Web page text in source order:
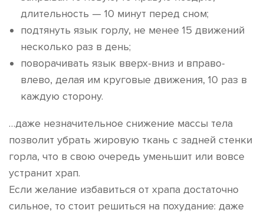
длительность — 10 минут перед сном;
подтянуть язык горлу, не менее 15 движений
несколько раз в день;
поворачивать язык вверх-вниз и вправо-
влево, делая им круговые движения, 10 раз в
каждую сторону.
…даже незначительное снижение массы тела
позволит убрать жировую ткань с задней стенки
горла, что в свою очередь уменьшит или вовсе
устранит храп.
Если желание избавиться от храпа достаточно
сильное, то стоит решиться на похудание: даже